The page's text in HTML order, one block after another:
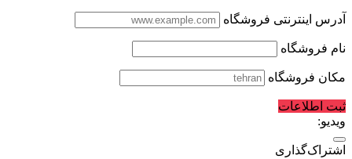
آدرس اینترنتی فروشگاه
نام فروشگاه
مکان فروشگاه
ثبت اطلاعات
ویدیو:
اشتراک‌گذاری